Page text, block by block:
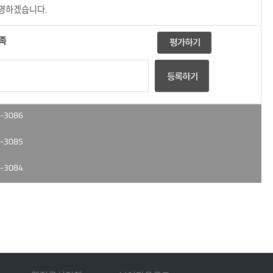
하겠습니다.
3086
3085
3084